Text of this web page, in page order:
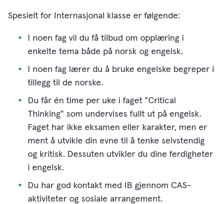
Spesielt for Internasjonal klasse er følgende:
I noen fag vil du få tilbud om opplæring i
enkelte tema både på norsk og engelsk.
I noen fag lærer du å bruke engelske begreper i
tillegg til de norske.
Du får én time per uke i faget "Critical
Thinking" som undervises fullt ut på engelsk.
Faget har ikke eksamen eller karakter, men er
ment å utvikle din evne til å tenke selvstendig
og kritisk. Dessuten utvikler du dine ferdigheter
i engelsk.
Du har god kontakt med IB gjennom CAS-
aktiviteter og sosiale arrangement.